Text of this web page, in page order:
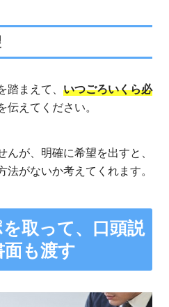
まえて、 いつごろいくら必
伝えてください。
が、明確に希望を出すと、
がないか考えてくれます。
取って、口頭説
も渡す